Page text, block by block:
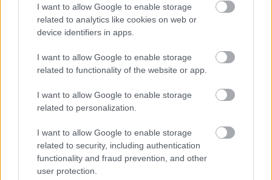
I want to allow Google to enable storage
related to analytics like cookies on web or
device identifiers in apps.
I want to allow Google to enable storage
related to functionality of the website or app.
I want to allow Google to enable storage
related to personalization.
I want to allow Google to enable storage
related to security, including authentication
functionality and fraud prevention, and other
user protection.
Az apa légiutas-kísérő lánya egész
repülőjegyet foglal, hogy vele lehessen.